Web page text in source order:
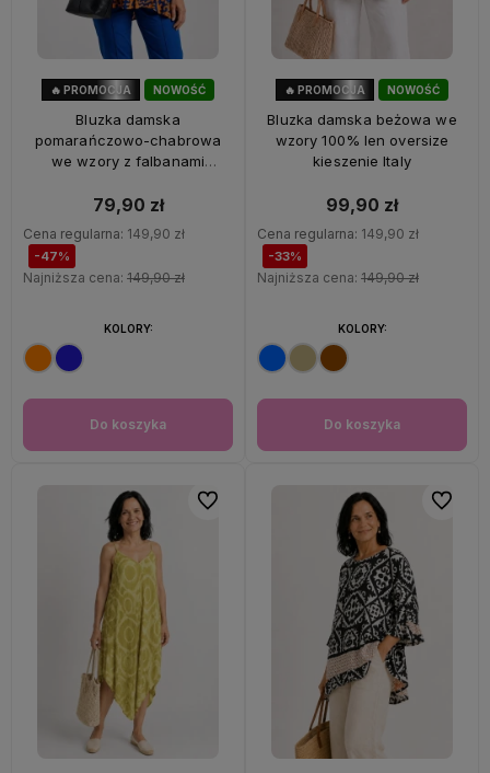
NOWOŚĆ
🔥 PROMOCJA
Bluzka damska
pomarańczowo-chabrowa
we wzory z falbanami
79,90 zł
Cena regularna: 149,90 zł
-47%
Najniższa cena: 149,90 zł
Do koszyka
KOLORY:
NOWOŚĆ
OKAZJA
🔥 PROMOCJA
Bluzka damska beżowa we
wzory 100% len oversize
kieszenie Italy
99,90 zł
Cena regularna: 149,90 zł
-33%
Najniższa cena: 149,90 zł
Do koszyka
KOLORY:
Do ulubionych Do